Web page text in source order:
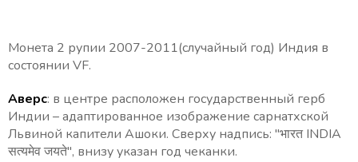
Монета 2 рупии 2007-2011(случайный год) Индия в
состоянии VF.
Аверс: в центре расположен государственный герб
Индии – адаптированное изображение сарнатхской
Львиной капители Ашоки. Сверху надпись: "भारत INDIA
सत्यमेव जयते", внизу указан год чеканки.